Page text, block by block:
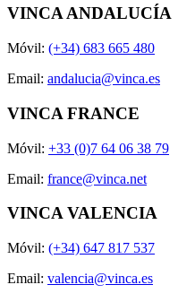
VINCA ANDALUCÍA
Móvil: (+34) 683 665 480
Email: andalucia@vinca.es
VINCA FRANCE
Móvil: +33 (0)7 64 06 38 79
Email: france@vinca.net
VINCA VALENCIA
Móvil: (+34) 647 817 537
Email: valencia@vinca.es